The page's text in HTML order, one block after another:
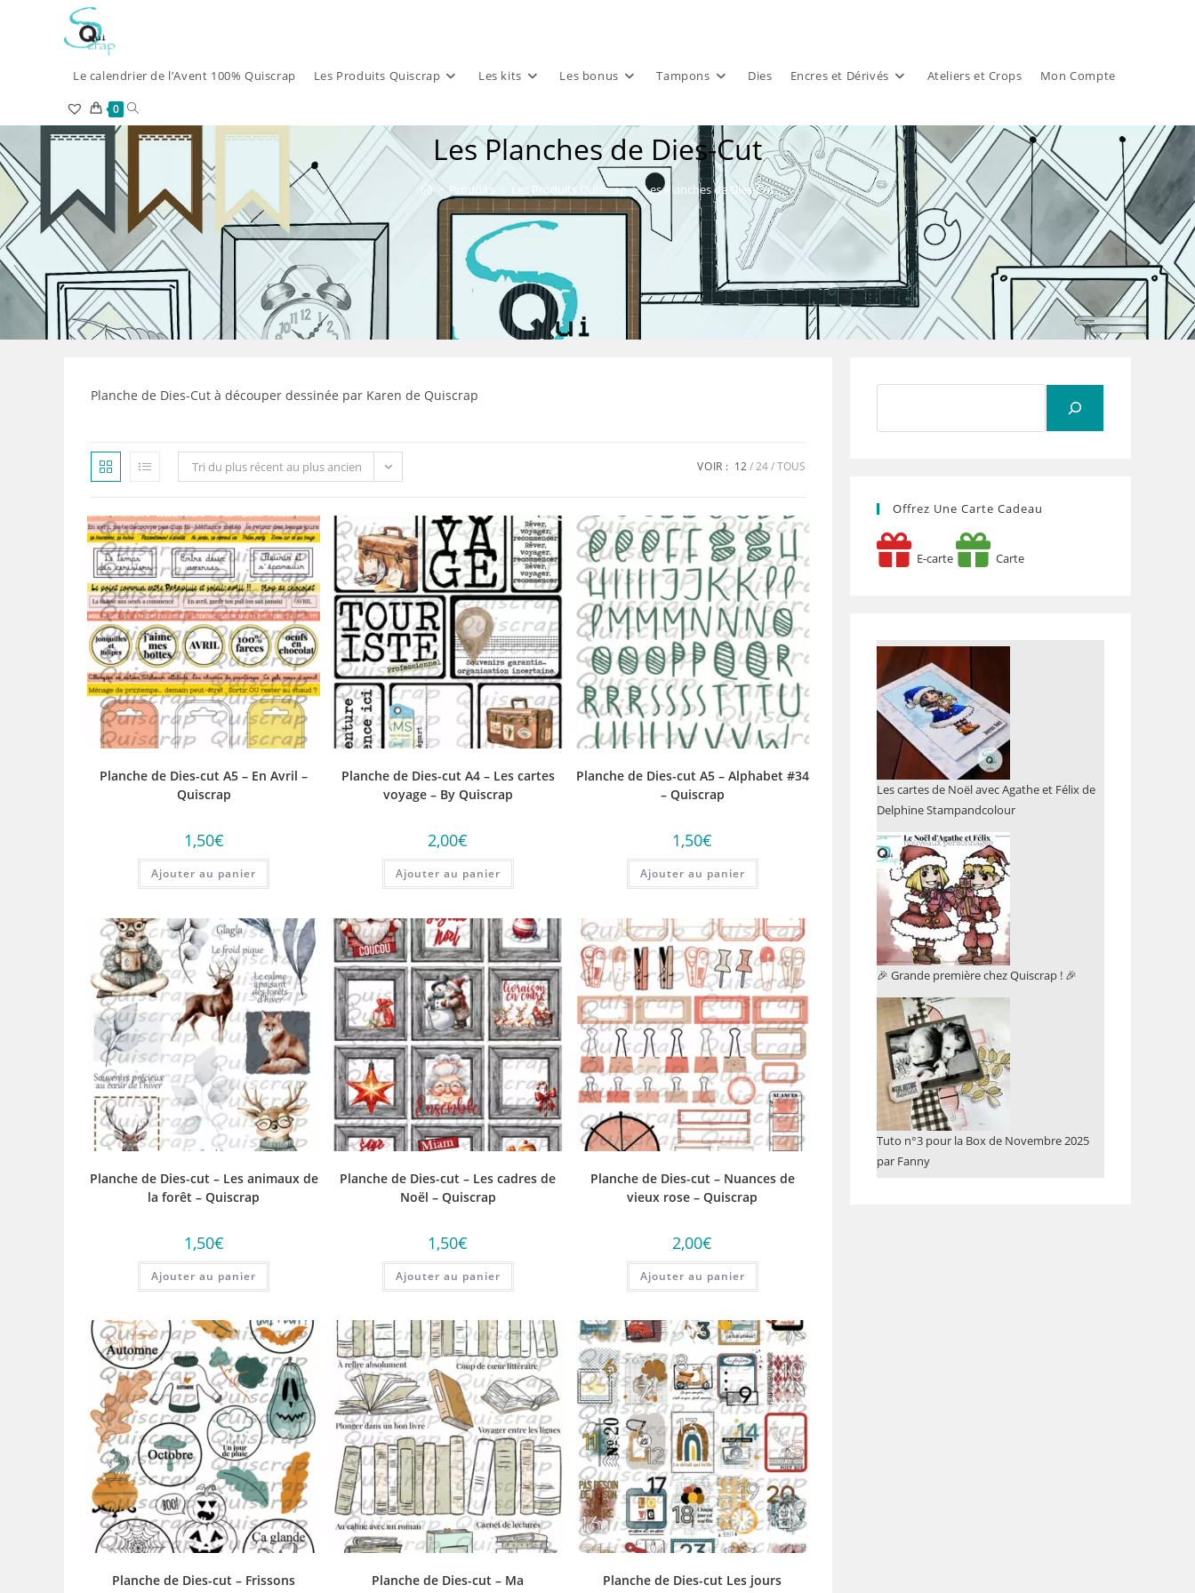
Le calendrier de l’Avent 100% Quiscrap Les Produits Quiscrap Les kits Les bonus Tampons Dies Encres et Dérivés Ateliers et Crops Mon Compte
0 Toggle
website
search
Les Planches de Dies-Cut
> Produits Les Produits Quiscrap > Les Planches de Dies-Cut
Planche de Dies-Cut à découper dessinée par Karen de Quiscrap
Tri du plus récent au plus ancien VOIR : 12 24 TOUS
Planche de Dies-cut A5 – En Avril –
Quiscrap
1,50€
Ajouter au panier
Planche de Dies-cut A4 – Les cartes
voyage – By Quiscrap
2,00€
Ajouter au panier
Planche de Dies-cut A5 – Alphabet #34
– Quiscrap
1,50€
Ajouter au panier
Planche de Dies-cut – Les animaux de
la forêt – Quiscrap
1,50€
Ajouter au panier
Planche de Dies-cut – Les cadres de
Noël – Quiscrap
1,50€
Ajouter au panier
Planche de Dies-cut – Nuances de
vieux rose – Quiscrap
2,00€
Ajouter au panier
Planche de Dies-cut – Frissons
Planche de Dies-cut – Ma
Planche de Dies-cut Les jours
Offrez Une Carte Cadeau
E-carte Carte
Les cartes de Noël avec Agathe et Félix de
Delphine Stampandcolour
🎉 Grande première chez Quiscrap ! 🎉
Tuto n°3 pour la Box de Novembre 2025
par Fanny